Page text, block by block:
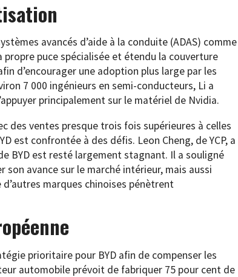
avancés d’aide à la conduite (ADAS) comme
puce spécialisée et étendu la couverture
d’encourager une adoption plus large par les
7 000 ingénieurs en semi-conducteurs, Li a
principalement sur le matériel de Nvidia.
des ventes presque trois fois supérieures à celles
est confrontée à des défis. Leon Cheng, de YCP, a
BYD est resté largement stagnant. Il a souligné
avance sur le marché intérieur, mais aussi
marques chinoises pénètrent
prioritaire pour BYD afin de compenser les
automobile prévoit de fabriquer 75 pour cent de